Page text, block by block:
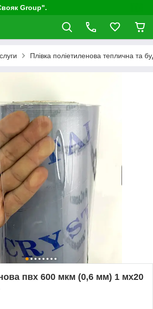
Group".
Плівка поліетиленова теплична та
пвх 600 мкм (0,6 мм) 1 мх20